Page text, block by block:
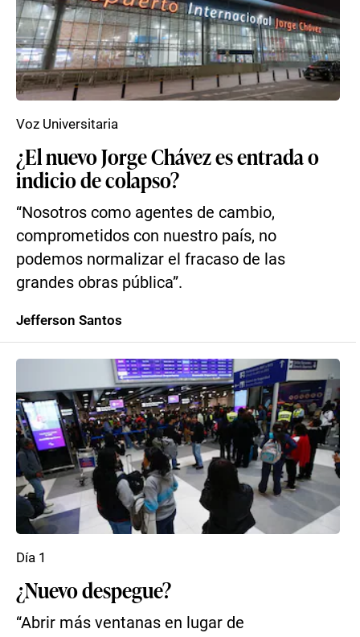
¿El nuevo Jorge Chávez es entrada o
indicio de colapso?
“Nosotros como agentes de cambio,
comprometidos con nuestro país, no
podemos normalizar el fracaso de las
grandes obras pública”.
Voz Universitaria
Jefferson Santos
¿Nuevo despegue?
“Abrir más ventanas en lugar de
Día 1